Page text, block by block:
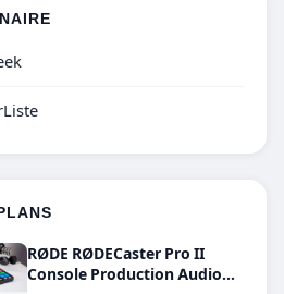
RØDE RØDECaster Pro II
Console Production Audio